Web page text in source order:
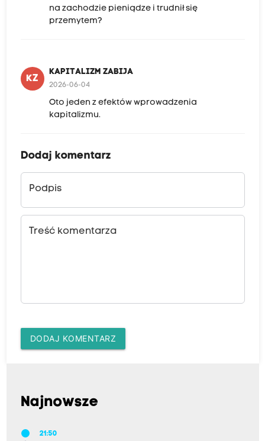
na zachodzie pieniądze i trudnił się
przemytem?
KZ
KAPITALIZM ZABIJA
2026-06-04
Oto jeden z efektów wprowadzenia
kapitalizmu.
Dodaj komentarz
Podpis
Treść komentarza
DODAJ KOMENTARZ
Najnowsze
21:50